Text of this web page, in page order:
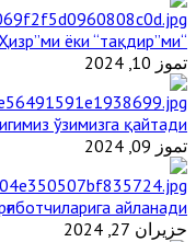
“Ҳизр”ми ёки “тақдир”ми?
تموز 10, 2024
ўзимизга қайтади
تموز 09, 2024
айланади
حزيران 27, 2024